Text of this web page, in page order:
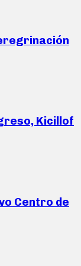
Kicillof
Centro de